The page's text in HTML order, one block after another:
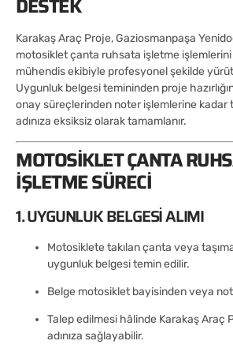
DESTEK
Karakaş Araç Proje, Gaziosmanpaşa
motosiklet çanta ruhsata işletme işlemlerini
mühendis ekibiyle profesyonel şekilde
Uygunluk belgesi temininden proje
onay süreçlerinden noter işlemlerine kadar
adınıza eksiksiz olarak tamamlanır.
MOTOSIKLET ÇANTA
İŞLETME SÜRECI
1. UYGUNLUK BELGESI ALIMI
Motosiklete takılan çanta veya
uygunluk belgesi temin edilir.
Belge motosiklet bayisinden veya
Talep edilmesi hâlinde Karakaş Araç
adınıza sağlayabilir.